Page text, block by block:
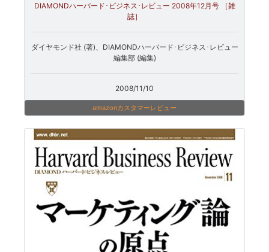
DIAMONDハーバード･ビジネス･レビュー 2008年12月号 ［雑
誌］
ダイヤモンド社 (著)、DIAMONDハーバード･ビジネス･レビュー
編集部 (編集)
2008/11/10
amazonカスタマーレビュー